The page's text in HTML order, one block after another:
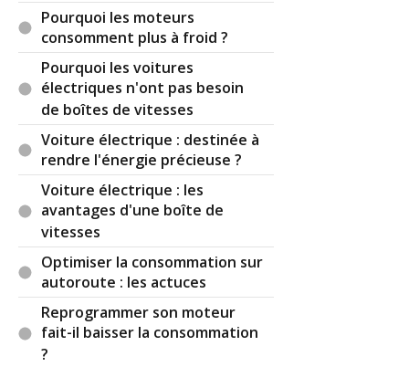
Pourquoi les moteurs
consomment plus à froid ?
Pourquoi les voitures
électriques n'ont pas besoin
de boîtes de vitesses
Voiture électrique : destinée à
rendre l'énergie précieuse ?
Voiture électrique : les
avantages d'une boîte de
vitesses
Optimiser la consommation sur
autoroute : les actuces
Reprogrammer son moteur
fait-il baisser la consommation
?